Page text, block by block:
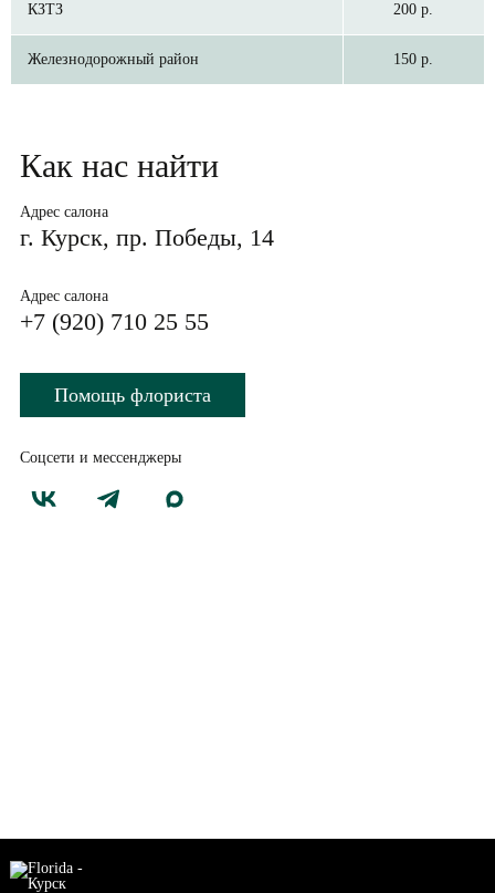
КЗТЗ 200 р.
Железнодорожный район 150 р.
Как нас найти
Адрес салона
г. Курск, пр. Победы, 14
Адрес салона
+7 (920) 710 25 55
Помощь флориста
Соцсети и мессенджеры